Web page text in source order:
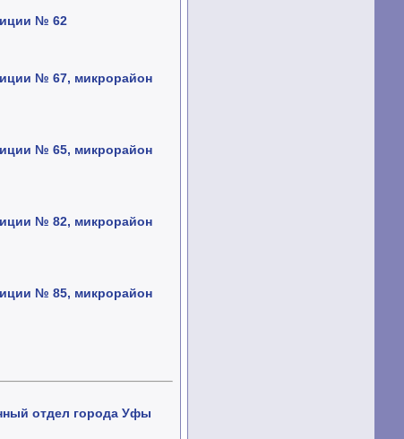
№ 62
№ 67, микрорайон
№ 65, микрорайон
№ 82, микрорайон
№ 85, микрорайон
отдел города Уфы